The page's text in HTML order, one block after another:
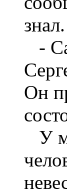
-
Он
У